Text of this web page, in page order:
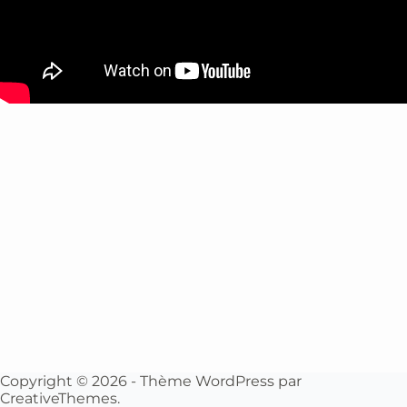
Copyright © 2026 - Thème WordPress par
CreativeThemes.